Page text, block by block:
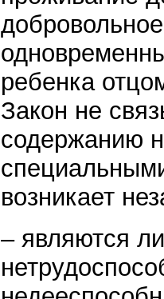
ребенка
Закон не
содержанию
возникает
– являются